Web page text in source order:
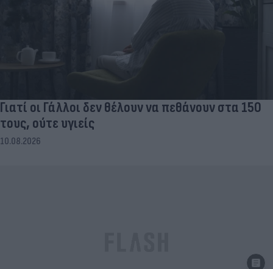
Γιατί οι Γάλλοι δεν θέλουν να πεθάνουν στα 150
τους, ούτε υγιείς
10.08.2026